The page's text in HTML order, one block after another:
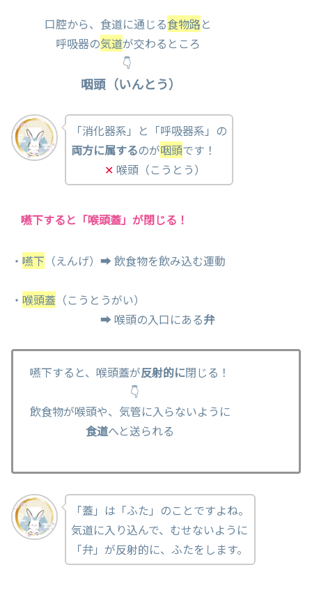
口腔から、食道に通じる食物路と
呼吸器の気道が交わるところ
👇
咽頭（いんとう）
「消化器系」と「呼吸器系」の
両方に属するのが咽頭です！
✕ 喉頭（こうとう）
嚥下すると「喉頭蓋」が閉じる！
・ 嚥下 （えんげ）➡ 飲食物を飲み込む運動
・ 喉頭蓋 （こうとうがい）
➡ 喉頭の入口にある弁
嚥下すると、喉頭蓋が反射的に閉じる！
👇
飲食物が喉頭や、気管に入らないように
食道へと送られる
「蓋」は「ふた」のことですよね。
気道に入り込んで、むせないように
「弁」が反射的に、ふたをします。